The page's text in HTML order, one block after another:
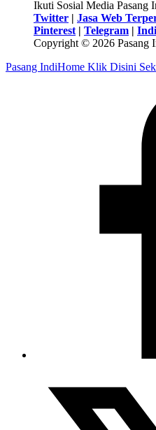
Ikuti Sosial Media
Twitter | Jasa Web
Pinterest | Telegram |
Copyright © 2026 Pasang
Pasang IndiHome Klik Disini